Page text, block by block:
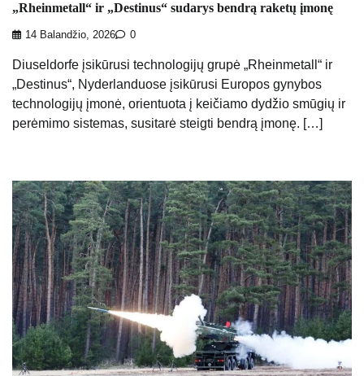
„Rheinmetall“ ir „Destinus“ sudarys bendrą raketų įmonę
14 Balandžio, 2026 0
Diuseldorfe įsikūrusi technologijų grupė „Rheinmetall“ ir
„Destinus“, Nyderlanduose įsikūrusi Europos gynybos
technologijų įmonė, orientuota į keičiamo dydžio smūgių ir
perėmimo sistemas, susitarė steigti bendrą įmonę. […]